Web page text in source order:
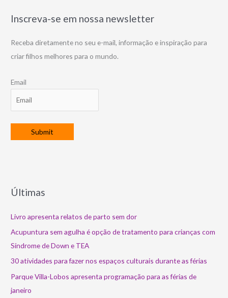
Inscreva-se em nossa newsletter
Receba diretamente no seu e-mail, informação e inspiração para
criar filhos melhores para o mundo.
Email
Últimas
Livro apresenta relatos de parto sem dor
Acupuntura sem agulha é opção de tratamento para crianças com
Síndrome de Down e TEA
30 atividades para fazer nos espaços culturais durante as férias
Parque Villa-Lobos apresenta programação para as férias de
janeiro